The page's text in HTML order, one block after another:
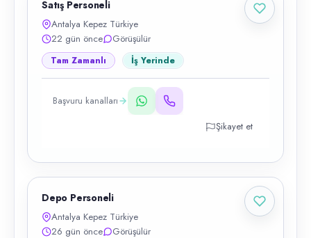
Satış Personeli
Antalya Kepez Türkiye
22 gün önce
Görüşülür
Tam Zamanlı İş Yerinde
Başvuru kanalları
Şikayet et
Depo Personeli
Antalya Kepez Türkiye
26 gün önce
Görüşülür